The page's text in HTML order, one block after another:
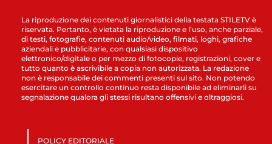
La riproduzione dei contenuti giornalistici della testata STILETV è
riservata. Pertanto, è vietata la riproduzione e l’uso, anche parziale,
di testi, fotografie, contenuti audio/video, filmati, loghi, grafiche
aziendali e pubblicitarie, con qualsiasi dispositivo
elettronico/digitale o per mezzo di fotocopie, registrazioni, cover e
tutto quanto è ascrivibile a copia non autorizzata. La redazione
non è responsabile dei commenti presenti sul sito. Non potendo
esercitare un controllo continuo resta disponibile ad eliminarli su
segnalazione qualora gli stessi risultano offensivi e oltraggiosi.
POLICY EDITORIALE